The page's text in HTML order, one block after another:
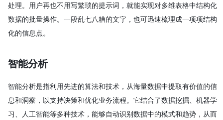
处理。用户再也不用写繁琐的提示词，就能实现对多维表格中结构化
数据的批量操作。一段乱七八糟的文字，也可迅速梳理成一项项结构
化的信息点。
智能分析
智能分析是指利用先进的算法和技术，从海量数据中提取有价值的信
息和洞察，以支持决策和优化业务流程。它结合了数据挖掘、机器学
习、人工智能等多种技术，能够自动识别数据中的模式和趋势，从而